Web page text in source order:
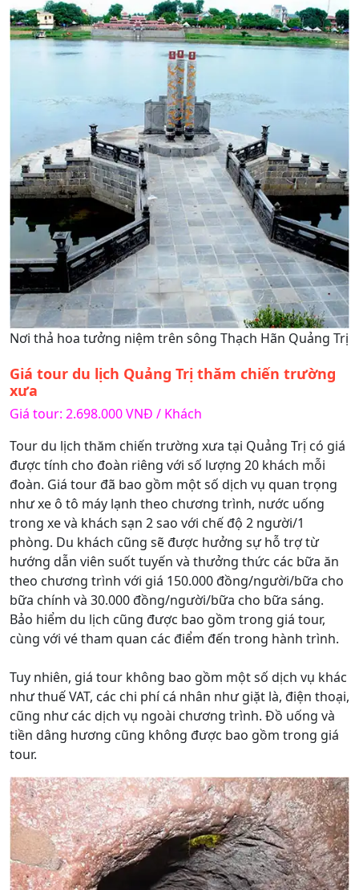
Nơi thả hoa tưởng niệm trên sông Thạch Hãn Quảng Trị
Giá tour du lịch Quảng Trị thăm chiến trường
xưa
Giá tour: 2.698.000 VNĐ / Khách
Tour du lịch thăm chiến trường xưa tại Quảng Trị có giá
được tính cho đoàn riêng với số lượng 20 khách mỗi
đoàn. Giá tour đã bao gồm một số dịch vụ quan trọng
như xe ô tô máy lạnh theo chương trình, nước uống
trong xe và khách sạn 2 sao với chế độ 2 người/1
phòng. Du khách cũng sẽ được hưởng sự hỗ trợ từ
hướng dẫn viên suốt tuyến và thưởng thức các bữa ăn
theo chương trình với giá 150.000 đồng/người/bữa cho
bữa chính và 30.000 đồng/người/bữa cho bữa sáng.
Bảo hiểm du lịch cũng được bao gồm trong giá tour,
cùng với vé tham quan các điểm đến trong hành trình.
Tuy nhiên, giá tour không bao gồm một số dịch vụ khác
như thuế VAT, các chi phí cá nhân như giặt là, điện thoại,
cũng như các dịch vụ ngoài chương trình. Đồ uống và
tiền dâng hương cũng không được bao gồm trong giá
tour.